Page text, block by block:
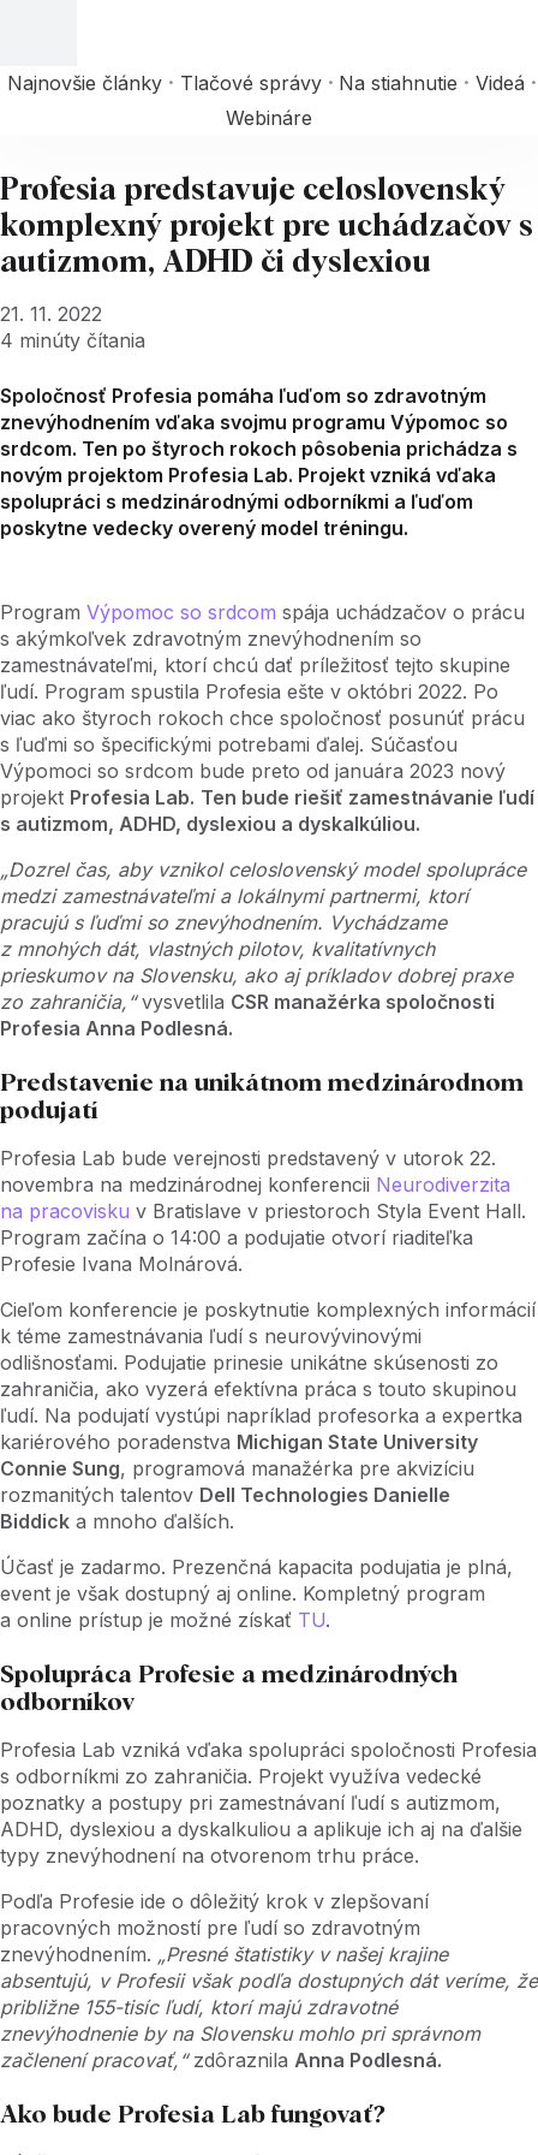
Najnovšie články Tlačové správy Na stiahnutie
Videá
Webináre
Profesia predstavuje celoslovenský
komplexný projekt pre uchádzačov s
autizmom, ADHD či dyslexiou
21. 11. 2022
4 minúty čítania
Spoločnosť Profesia pomáha ľuďom so zdravotným
znevýhodnením vďaka svojmu programu Výpomoc so
srdcom. Ten po štyroch rokoch pôsobenia prichádza s
novým projektom Profesia Lab. Projekt vzniká vďaka
spolupráci s medzinárodnými odborníkmi a ľuďom
poskytne vedecky overený model tréningu.
Program Výpomoc so srdcom spája uchádzačov o prácu
s akýmkoľvek zdravotným znevýhodnením so
zamestnávateľmi, ktorí chcú dať príležitosť tejto skupine
ľudí. Program spustila Profesia ešte v októbri 2022. Po
viac ako štyroch rokoch chce spoločnosť posunúť prácu
s ľuďmi so špecifickými potrebami ďalej. Súčasťou
Výpomoci so srdcom bude preto od januára 2023 nový
projekt Profesia Lab. Ten bude riešiť zamestnávanie ľudí
s autizmom, ADHD, dyslexiou a dyskalkúliou.
„Dozrel čas, aby vznikol celoslovenský model spolupráce
medzi zamestnávateľmi a lokálnymi partnermi, ktorí
pracujú s ľuďmi so znevýhodnením. Vychádzame
z mnohých dát, vlastných pilotov, kvalitatívnych
prieskumov na Slovensku, ako aj príkladov dobrej praxe
zo zahraničia,“ vysvetlila CSR manažérka spoločnosti
Profesia Anna Podlesná.
Predstavenie na unikátnom medzinárodnom
podujatí
Profesia Lab bude verejnosti predstavený v utorok 22.
novembra na medzinárodnej konferencii Neurodiverzita
na pracovisku v Bratislave v priestoroch Styla Event Hall.
Program začína o 14:00 a podujatie otvorí riaditeľka
Profesie Ivana Molnárová.
Cieľom konferencie je poskytnutie komplexných informácií
k téme zamestnávania ľudí s neurovývinovými
odlišnosťami. Podujatie prinesie unikátne skúsenosti zo
zahraničia, ako vyzerá efektívna práca s touto skupinou
ľudí. Na podujatí vystúpi napríklad profesorka a expertka
kariérového poradenstva Michigan State University
Connie Sung, programová manažérka pre akvizíciu
rozmanitých talentov Dell Technologies Danielle
Biddick a mnoho ďalších.
Účasť je zadarmo. Prezenčná kapacita podujatia je plná,
event je však dostupný aj online. Kompletný program
a online prístup je možné získať TU.
Spolupráca Profesie a medzinárodných
odborníkov
Profesia Lab vzniká vďaka spolupráci spoločnosti Profesia
s odborníkmi zo zahraničia. Projekt využíva vedecké
poznatky a postupy pri zamestnávaní ľudí s autizmom,
ADHD, dyslexiou a dyskalkuliou a aplikuje ich aj na ďalšie
typy znevýhodnení na otvorenom trhu práce.
Podľa Profesie ide o dôležitý krok v zlepšovaní
pracovných možností pre ľudí so zdravotným
znevýhodnením. „Presné štatistiky v našej krajine
absentujú, v Profesii však podľa dostupných dát veríme, že
približne 155-tisíc ľudí, ktorí majú zdravotné
znevýhodnenie by na Slovensku mohlo pri správnom
začlenení pracovať,“ zdôraznila Anna Podlesná.
Ako bude Profesia Lab fungovať?